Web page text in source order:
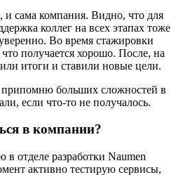
и сама компания. Видно, что для
коллег на всех этапах тоже
Во время стажировки
получается хорошо. После, на
итоги и ставили новые цели.
больших сложностей в
если что-то не получалось.
в компании?
отделе разработки Naumen
активно тестирую сервисы,